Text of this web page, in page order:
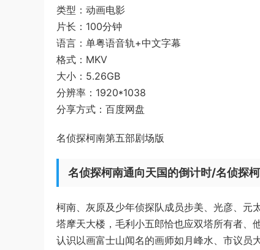
类型：动画电影
片长：100分钟
语言：单粤语音轨+中文字幕
格式：MKV
大小：5.26GB
分辨率：1920*1038
分享方式：百度网盘
名侦探柯南第五部剧场版
名侦探柯南通向天国的倒计时/名侦探
柯南、灰原及少年侦探队成员步美、光彦、元
塔摩天大楼，毛利小五郎恰也应双塔所有者、
认识以画富士山闻名的画师如月峰水、市议员